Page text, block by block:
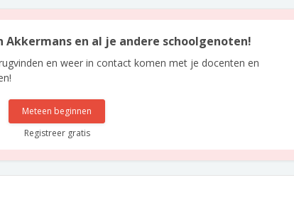
en al je andere schoolgenoten!
en weer in contact komen met je docenten en
Meteen beginnen
Registreer gratis